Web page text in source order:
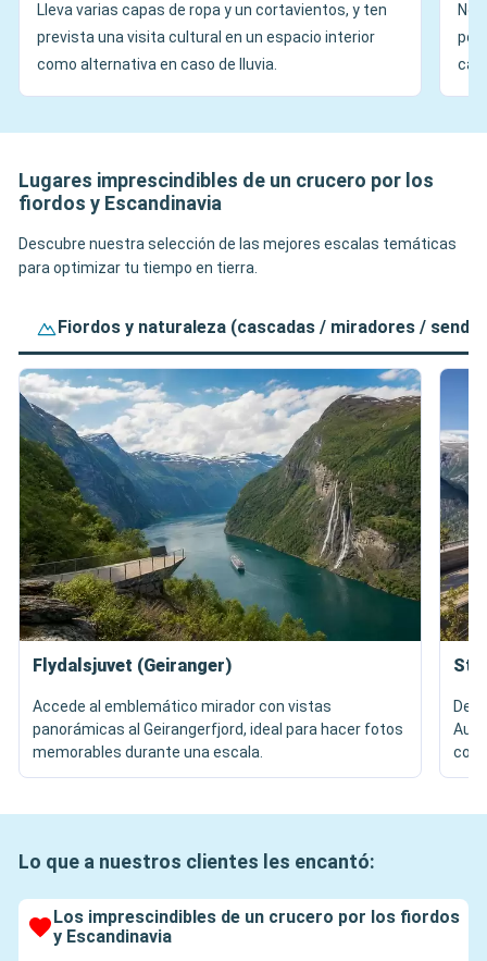
Lleva varias capas de ropa y un cortavientos, y ten
prevista una visita cultural en un espacio interior
como alternativa en caso de lluvia.
No
Lugares imprescindibles de un crucero por los
fiordos y Escandinavia
Descubre nuestra selección de las mejores escalas temáticas
para optimizar tu tiempo en tierra.
Fiordos y naturaleza (cascadas / miradores /
Flydalsjuvet (Geiranger)
Accede al emblemático mirador con vistas
panorámicas al Geirangerfjord, ideal para hacer fotos
memorables durante una escala.
con
Lo que a nuestros clientes les encantó:
Los imprescindibles de un crucero por los fiordos
y Escandinavia